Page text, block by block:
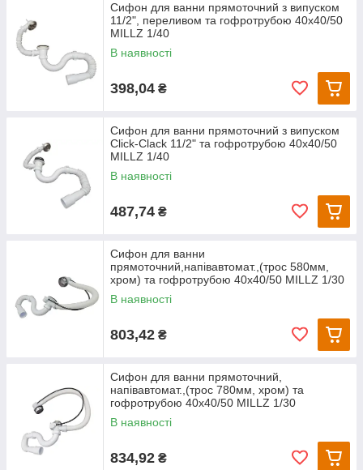
Сифон для ванни прямоточний з випуском
11/2", переливом та гофротрубою 40х40/50
MILLZ 1/40
В наявності
398,04 ₴
Сифон для ванни прямоточний з випуском
Сlick-Сlack 11/2" та гофротрубою 40х40/50
MILLZ 1/40
В наявності
487,74 ₴
Сифон для ванни
прямоточний,напівавтомат.,(трос 580мм,
хром) та гофротрубою 40х40/50 MILLZ 1/30
В наявності
803,42 ₴
Сифон для ванни прямоточний,
напівавтомат.,(трос 780мм, хром) та
гофротрубою 40х40/50 MILLZ 1/30
В наявності
834,92 ₴